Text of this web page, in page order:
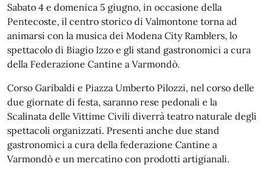
Sabato 4 e domenica 5 giugno, in occasione della
Pentecoste, il centro storico di Valmontone torna ad
animarsi con la musica dei Modena City Ramblers, lo
spettacolo di Biagio Izzo e gli stand gastronomici a cura
della Federazione Cantine a Varmondò.
Corso Garibaldi e Piazza Umberto Pilozzi, nel corso delle
due giornate di festa, saranno rese pedonali e la
Scalinata delle Vittime Civili diverrà teatro naturale degli
spettacoli organizzati. Presenti anche due stand
gastronomici a cura della federazione Cantine a
Varmondò e un mercatino con prodotti artigianali.